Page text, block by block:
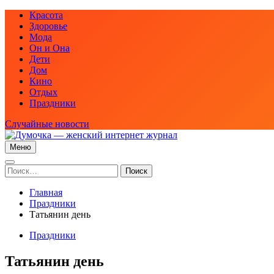
Перейти
содержимому
Красота
Здоровье
Мода
Он и Она
Дети
Дом
Кино
Отдых
Праздники
Случайные новости
Думочка — женский интернет журнал
женский интернет журнал — мода, рецепты красоты,
Меню
Найти:
Главная
Праздники
Татьянин день
Праздники
Татьянин день